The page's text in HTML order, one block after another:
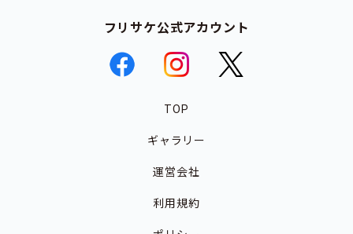
フリサケ公式アカウント
TOP
ギャラリー
運営会社
利用規約